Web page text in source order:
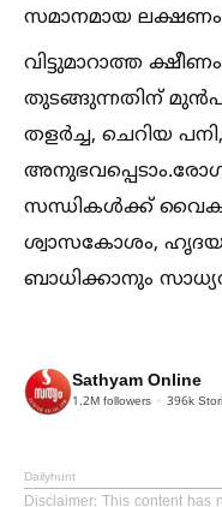
സമാനമായ ലക്ഷണം
വിട്ടുമാറാത്ത
തുടങ്ങുന്നതിന്
തളര്‍ച്ച, ചെറിയ
സന്ധികള്‍ക്ക്
ശ്വാസകോശം,
ബാധിക്കാനും
Sathyam Online
1.2M followers 396k
Dailyhunt
Disclaimer: This content has